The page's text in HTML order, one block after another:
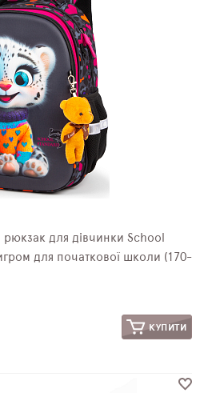
для дівчинки School
для початкової школи (170-
КУПИТИ